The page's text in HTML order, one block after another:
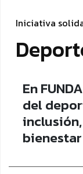
Iniciativa solid
Deport
­
En
del
bienestar